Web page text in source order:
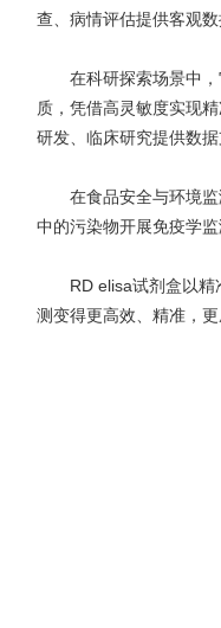
查、病情评估提供客观
在科研探索场景中，
质，凭借高灵敏度实现
研发、临床研究提供数
在食品安全与环境监
中的污染物开展免疫学
RD elisa试剂盒以精准
测变得更高效、精准，